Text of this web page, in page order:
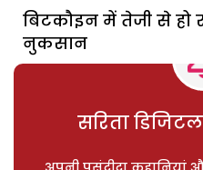
बिटकौइन में तेजी से हो
नुकसान
सरिता